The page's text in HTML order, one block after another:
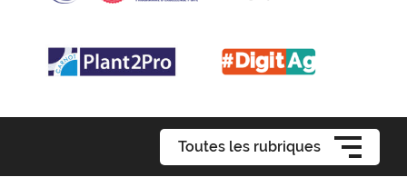
Toutes les rubriques